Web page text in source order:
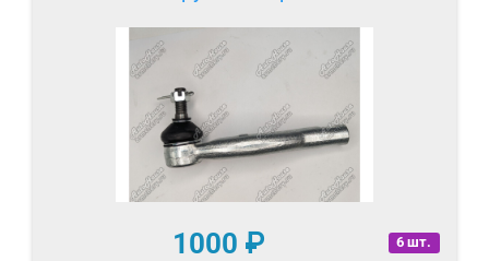
6 шт.
1000 ₽